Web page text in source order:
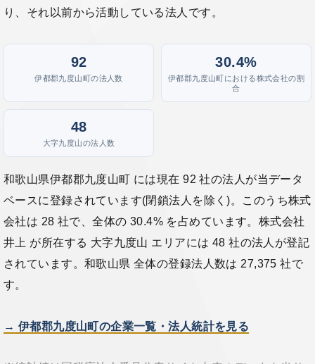
り、それ以前から活動している法人です。
92
伊都郡九度山町の法人数
30.4%
伊都郡九度山町における株式会社の割
合
48
大字九度山の法人数
和歌山県伊都郡九度山町 には現在 92 社の法人が当データ
ベースに登録されています(閉鎖法人を除く)。このうち株式
会社は 28 社で、全体の 30.4% を占めています。株式会社
井上 が所在する 大字九度山 エリアには 48 社の法人が登記
されています。和歌山県 全体の登録法人数は 27,375 社で
す。
→ 伊都郡九度山町の企業一覧・法人統計を見る